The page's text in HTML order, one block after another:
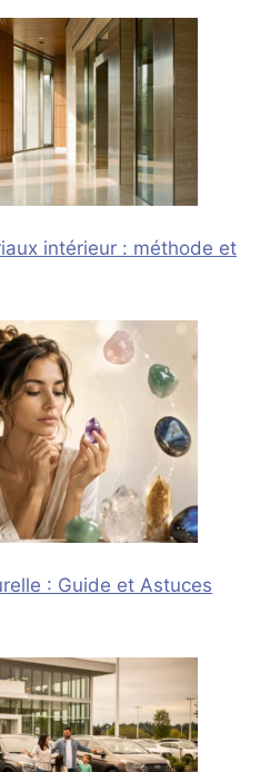
intérieur : méthode et
: Guide et Astuces